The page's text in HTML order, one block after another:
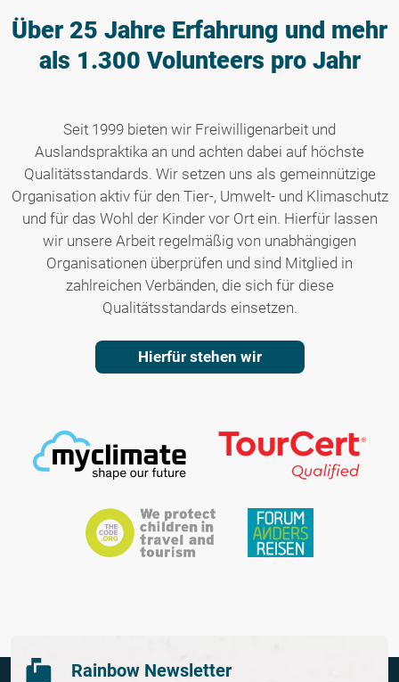
Über 25 Jahre Erfahrung und mehr
als 1.300 Volunteers pro Jahr
Seit 1999 bieten wir Freiwilligenarbeit und
Auslandspraktika an und achten dabei auf höchste
Qualitätsstandards. Wir setzen uns als gemeinnützige
Organisation aktiv für den Tier-, Umwelt- und Klimaschutz
und für das Wohl der Kinder vor Ort ein. Hierfür lassen
wir unsere Arbeit regelmäßig von unabhängigen
Organisationen überprüfen und sind Mitglied in
zahlreichen Verbänden, die sich für diese
Qualitätsstandards einsetzen.
Hierfür stehen wir
Rainbow Newsletter